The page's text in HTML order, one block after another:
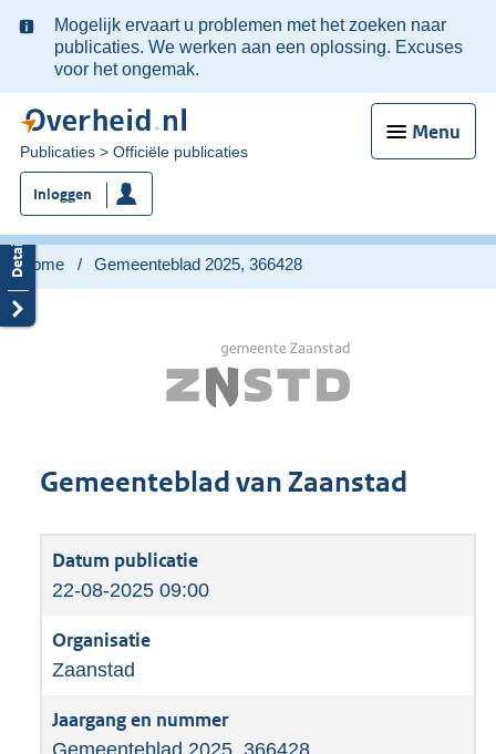
Ter
informatie:
Mogelijk ervaart u problemen met het zoeken naar
publicaties. We werken aan een oplossing. Excuses
voor het ongemak.
Menu
U
bent
nu
hier:
Publicaties Officiële publicaties
Inloggen
Home Gemeenteblad 2025, 366428
Gemeenteblad van Zaanstad
22-08-2025 09:00
Zaanstad
Gemeenteblad 2025, 366428